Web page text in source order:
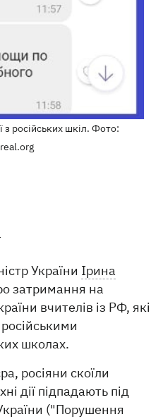
з російських шкіл. Фото:
України Ірина
затримання на
вчителів із РФ, які
школах.
росіяни скоїли
дії підпадають під
("Порушення